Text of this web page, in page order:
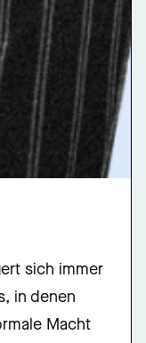
sich immer
in denen
Macht